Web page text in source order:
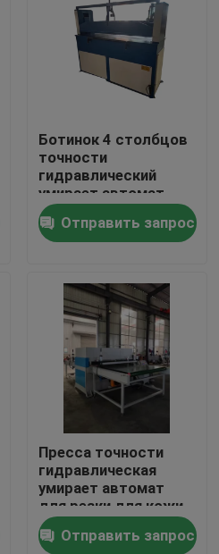
автомат для резки
Ботинок 4 столбцов
точности
гидравлический
умирает автомат
для резки
Отправить запрос
Пресса точности
гидравлическая
умирает автомат
для резки для кожи
Отправить запрос